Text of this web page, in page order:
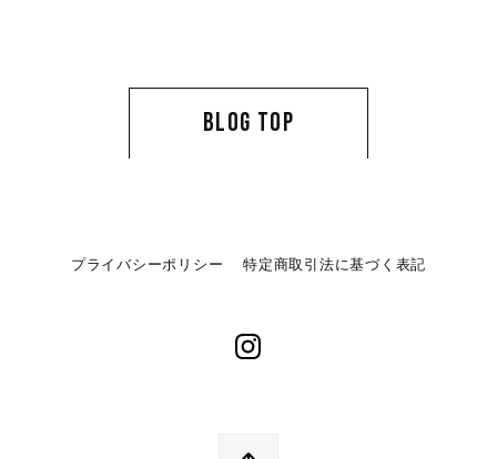
BLOG TOP
プライバシーポリシー 特定商取引法に基づく表記